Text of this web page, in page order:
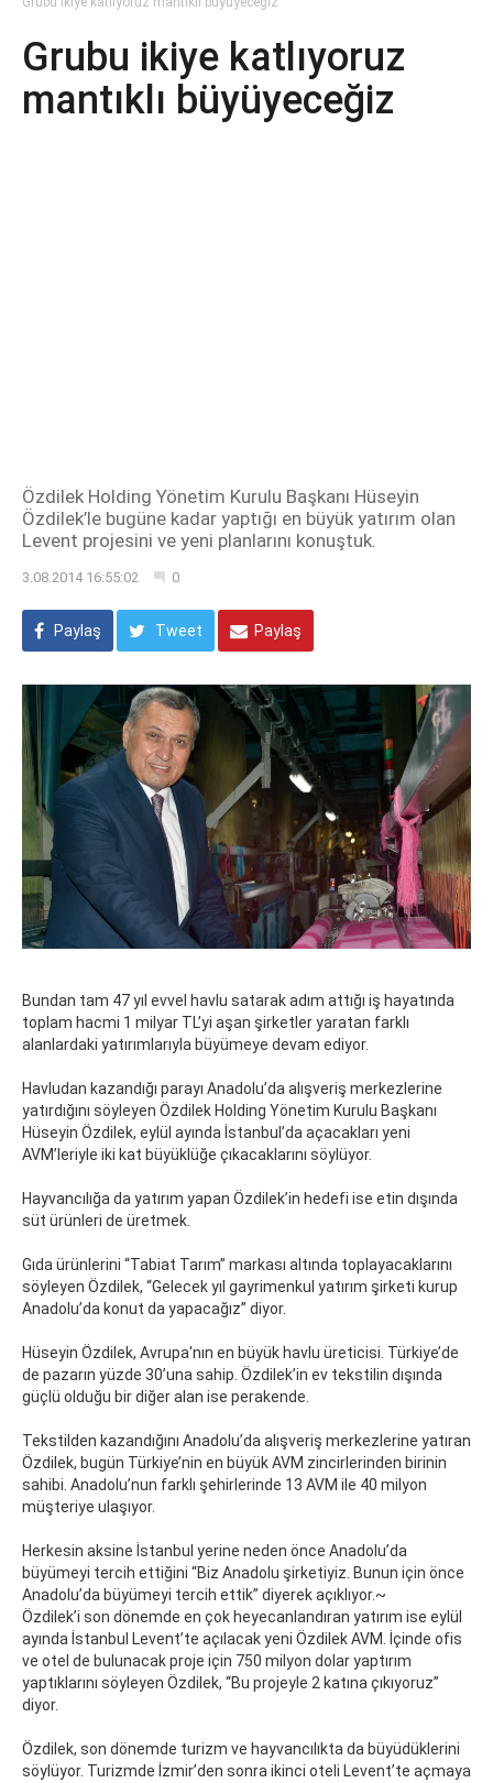
Grubu ikiye katlıyoruz
mantıklı büyüyeceğiz
Özdilek Holding Yönetim Kurulu Başkanı Hüseyin
Özdilek’le bugüne kadar yaptığı en büyük yatırım olan
Levent projesini ve yeni planlarını konuştuk.
3.08.2014 16:55:02 0
Paylaş Tweet Paylaş
Bundan tam 47 yıl evvel havlu satarak adım attığı iş hayatında
toplam hacmi 1 milyar TL’yi aşan şirketler yaratan farklı
alanlardaki yatırımlarıyla büyümeye devam ediyor.
Havludan kazandığı parayı Anadolu’da alışveriş merkezlerine
yatırdığını söyleyen Özdilek Holding Yönetim Kurulu Başkanı
Hüseyin Özdilek, eylül ayında İstanbul’da açacakları yeni
AVM’leriyle iki kat büyüklüğe çıkacaklarını söylüyor.
Hayvancılığa da yatırım yapan Özdilek’in hedefi ise etin dışında
süt ürünleri de üretmek.
Gıda ürünlerini “Tabiat Tarım” markası altında toplayacaklarını
söyleyen Özdilek, “Gelecek yıl gayrimenkul yatırım şirketi kurup
Anadolu’da konut da yapacağız” diyor.
Hüseyin Özdilek, Avrupa'nın en büyük havlu üreticisi. Türkiye’de
de pazarın yüzde 30’una sahip. Özdilek’in ev tekstilin dışında
güçlü olduğu bir diğer alan ise perakende.
Tekstilden kazandığını Anadolu’da alışveriş merkezlerine yatıran
Özdilek, bugün Türkiye’nin en büyük AVM zincirlerinden birinin
sahibi. Anadolu’nun farklı şehirlerinde 13 AVM ile 40 milyon
müşteriye ulaşıyor.
Herkesin aksine İstanbul yerine neden önce Anadolu’da
büyümeyi tercih ettiğini “Biz Anadolu şirketiyiz. Bunun için önce
Anadolu’da büyümeyi tercih ettik” diyerek açıklıyor.~
Özdilek’i son dönemde en çok heyecanlandıran yatırım ise eylül
ayında İstanbul Levent’te açılacak yeni Özdilek AVM. İçinde ofis
ve otel de bulunacak proje için 750 milyon dolar yaptırım
yaptıklarını söyleyen Özdilek, “Bu projeyle 2 katına çıkıyoruz”
diyor.
Özdilek, son dönemde turizm ve hayvancılıkta da büyüdüklerini
söylüyor. Turizmde İzmir’den sonra ikinci oteli Levent’te açmaya